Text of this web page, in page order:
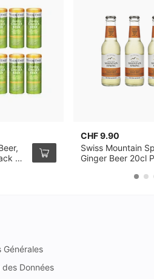
de
CHF 9.90
Swiss Mountain
Ginger Beer 20cl
Générales
Données